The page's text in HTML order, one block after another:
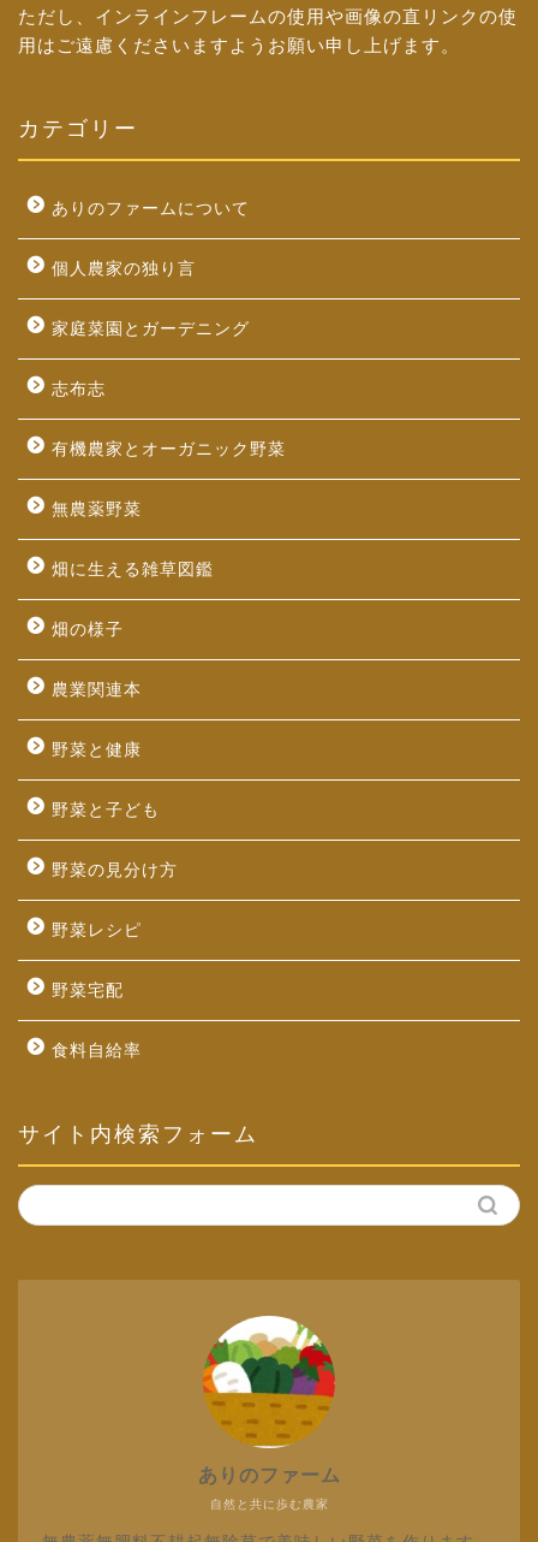
ただし、インラインフレームの使用や画像の直リンクの使
用はご遠慮くださいますようお願い申し上げます。
カテゴリー
ありのファームについて
個人農家の独り言
家庭菜園とガーデニング
志布志
有機農家とオーガニック野菜
無農薬野菜
畑に生える雑草図鑑
畑の様子
農業関連本
野菜と健康
野菜と子ども
野菜の見分け方
野菜レシピ
野菜宅配
食料自給率
サイト内検索フォーム
自然と共に歩む農家
ありのファーム